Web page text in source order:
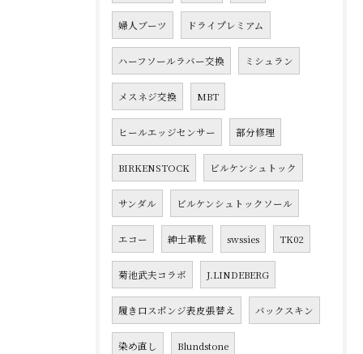
婦人ブーツ ドライプレミアム
ハーフソールラバー交換 ミシュラン
メスネジ交換 MBT
ヒールエッジセンサー 部分修理
BIRKENSTOCK ビルケンシュトック
サンダル ビルケンシュトックソール
エコー 紳士革靴 swssies TK02
菊池武夫コラボ J.LINDEBERG
履き口スポンジ表皮張替え バックスキン
染め直し Blundstone